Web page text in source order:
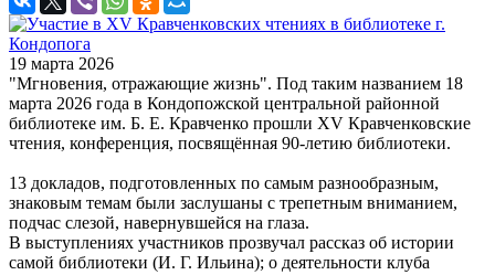
19 марта 2026
"Мгновения, отражающие жизнь". Под таким названием 18
марта 2026 года в Кондопожской центральной районной
библиотеке им. Б. Е. Кравченко прошли XV Кравченковские
чтения, конференция, посвящённая 90-летию библиотеки.
13 докладов, подготовленных по самым разнообразным,
знаковым темам были заслушаны с трепетным вниманием,
подчас слезой, навернувшейся на глаза.
В выступлениях участников прозвучал рассказ об истории
самой библиотеки (И. Г. Ильина); о деятельности клуба